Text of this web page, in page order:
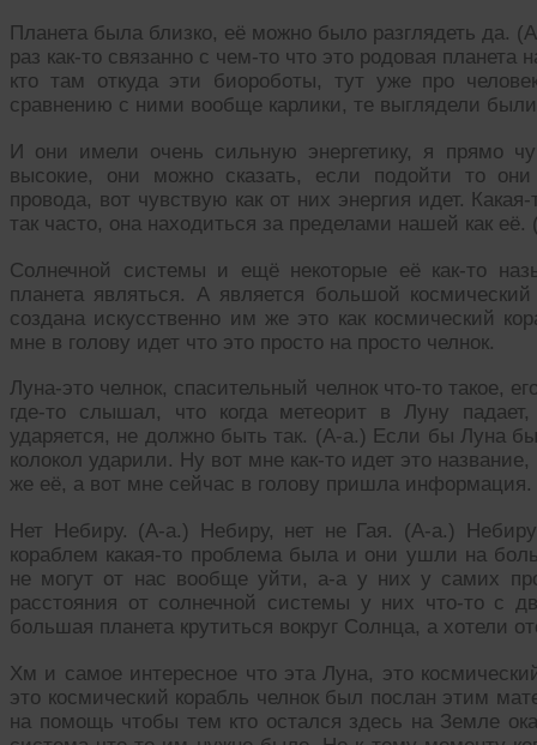
Планета была близко, её можно было разглядеть да.
раз как-то связанно с чем-то что это родовая
кто там откуда эти биороботы, тут уже про
сравнению с ними вообще карлики, те выглядели
И они имели очень сильную энергетику, я прямо
высокие, они можно сказать, если подойти то они
провода, вот чувствую как от них энергия идет.
так часто, она находиться за пределами нашей как
Солнечной системы и ещё некоторые её как-то
планета являться. А является большой
создана искусственно им же это как космический
мне в голову идет что это просто на просто челнок.
Луна-это челнок, спасительный челнок что-то такое,
где-то слышал, что когда метеорит в Луну
ударяется, не должно быть так. (А-а.) Если бы Луна
колокол ударили. Ну вот мне как-то идет это
же её, а вот мне сейчас в голову пришла информация.
Нет Небиру. (А-а.) Небиру, нет не Гая. (А-а.)
кораблем какая-то проблема была и они ушли на
не могут от нас вообще уйти, а-а у них у самих
расстояния от солнечной системы у них что-то с
большая планета крутиться вокруг Солнца, а хотели
Хм и самое интересное что эта Луна, это
это космический корабль челнок был послан этим
на помощь чтобы тем кто остался здесь на Земле